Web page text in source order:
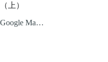
（上）
Google Ma…